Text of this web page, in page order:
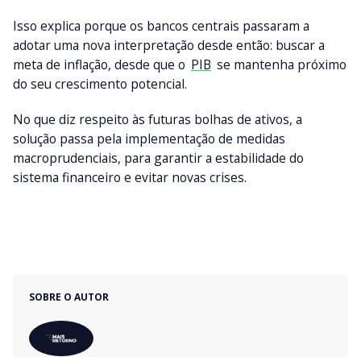
Isso explica porque os bancos centrais passaram a
adotar uma nova interpretação desde então: buscar a
meta de inflação, desde que o PIB se mantenha próximo
do seu crescimento potencial.
No que diz respeito às futuras bolhas de ativos, a
solução passa pela implementação de medidas
macroprudenciais, para garantir a estabilidade do
sistema financeiro e evitar novas crises.
SOBRE O AUTOR